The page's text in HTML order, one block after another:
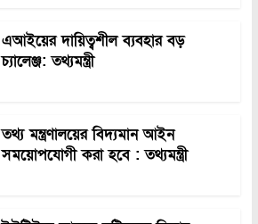
এআইয়ের দায়িত্বশীল ব্যবহার বড়
চ্যালেঞ্জ: তথ্যমন্ত্রী
তথ্য মন্ত্রণালয়ের বিদ্যমান আইন
সময়োপযোগী করা হবে : তথ্যমন্ত্রী